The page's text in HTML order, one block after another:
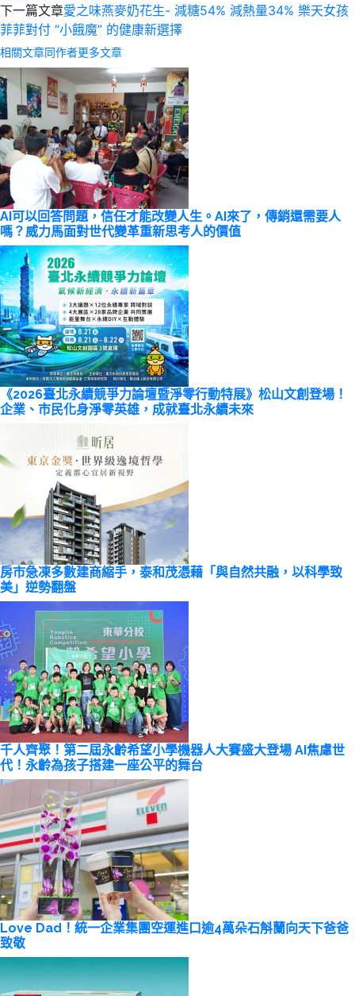
下一篇文章愛之味燕麥奶花生- 減糖54% 減熱量34% 樂天女孩
菲菲對付 “小餓魔” 的健康新選擇
相關文章同作者更多文章
AI可以回答問題，信任才能改變人生。AI來了，傳銷還需要人
嗎？威力馬面對世代變革重新思考人的價值
《2026臺北永續競爭力論壇暨淨零行動特展》松山文創登場！
企業、市民化身淨零英雄，成就臺北永續未來
房市急凍多數建商縮手，泰和茂憑藉「與自然共融，以科學致
美」逆勢翻盤
千人齊聚！第二屆永齡希望小學機器人大賽盛大登場 AI焦慮世
代！永齡為孩子搭建一座公平的舞台
Love Dad！統一企業集團空運進口逾4萬朵石斛蘭向天下爸爸
致敬